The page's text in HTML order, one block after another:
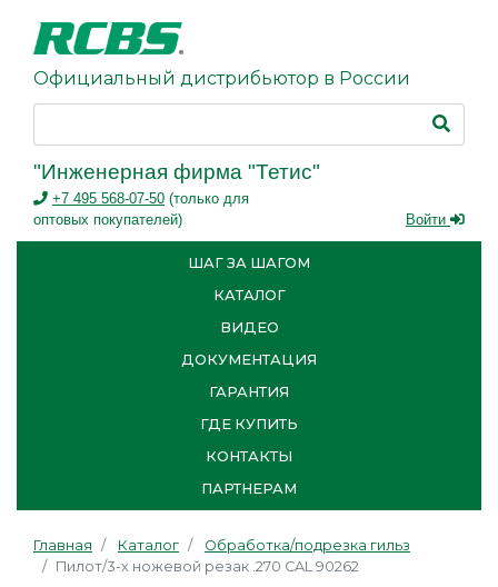
Официальный дистрибьютор в России
"Инженерная фирма "Тетис"
+7 495 568-07-50 (только для
оптовых покупателей)
Войти
ШАГ ЗА ШАГОМ
КАТАЛОГ
ВИДЕО
ДОКУМЕНТАЦИЯ
ГАРАНТИЯ
ГДЕ КУПИТЬ
КОНТАКТЫ
ПАРТНЕРАМ
Главная Каталог
Обработка/подрезка гильз
Пилот/3-х ножевой резак .270 CAL 90262